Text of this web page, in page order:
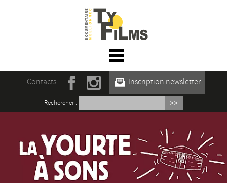
☰ Menu
Accueil
Actualités
L’association
Rencontres du film documentaire de
Mellionnec
Projections
Contacts Inscription newsletter
Rechercher :